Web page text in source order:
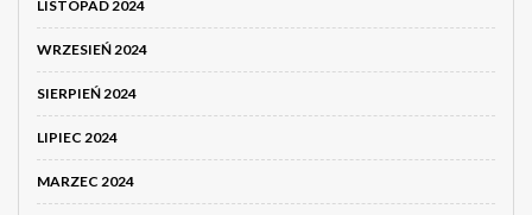
LISTOPAD 2024
WRZESIEŃ 2024
SIERPIEŃ 2024
LIPIEC 2024
MARZEC 2024